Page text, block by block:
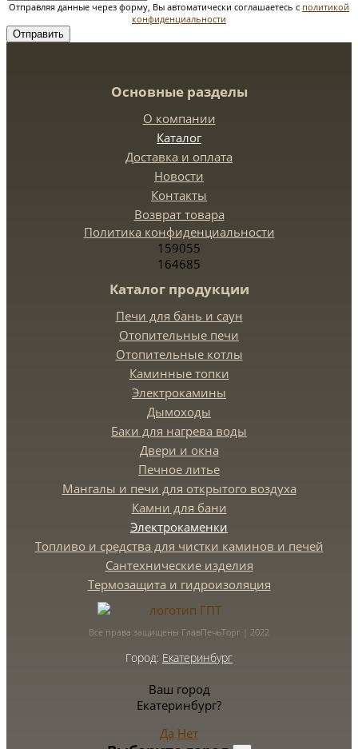
Отправляя данные через форму, Вы автоматически соглашаетесь с политикой
конфиденциальности
Отправить
Основные разделы
О компании
Каталог
Доставка и оплата
Новости
Контакты
Возврат товара
Политика конфиденциальности
159055
164685
Каталог продукции
Печи для бань и саун
Отопительные печи
Отопительные котлы
Каминные топки
Электрокамины
Дымоходы
Баки для нагрева воды
Двери и окна
Печное литье
Мангалы и печи для открытого воздуха
Камни для бани
Электрокаменки
Топливо и средства для чистки каминов и печей
Сантехнические изделия
Термозащита и гидроизоляция
Все права защищены ГлавПечьТорг | 2022
Город: Екатеринбург
Ваш город
Екатеринбург?
Да Нет